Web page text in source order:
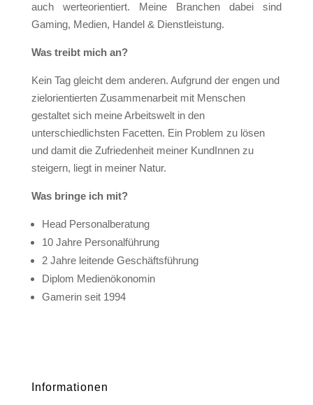
auch werteorientiert. Meine Branchen dabei sind
Gaming, Medien, Handel & Dienstleistung.
Was treibt mich an?
Kein Tag gleicht dem anderen. Aufgrund der engen und
zielorientierten Zusammenarbeit mit Menschen
gestaltet sich meine Arbeitswelt in den
unterschiedlichsten Facetten. Ein Problem zu lösen
und damit die Zufriedenheit meiner KundInnen zu
steigern, liegt in meiner Natur.
Was bringe ich mit?
Head Personalberatung
10 Jahre Personalführung
2 Jahre leitende Geschäftsführung
Diplom Medienökonomin
Gamerin seit 1994
Informationen